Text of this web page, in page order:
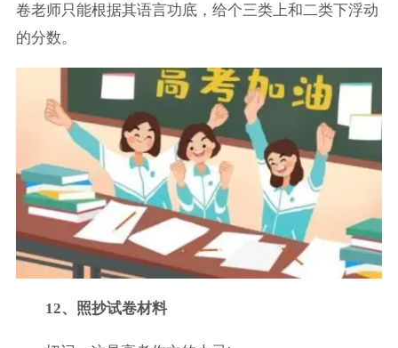
卷老师只能根据其语言功底，给个三类上和二类下浮动
的分数。
12、照抄试卷材料